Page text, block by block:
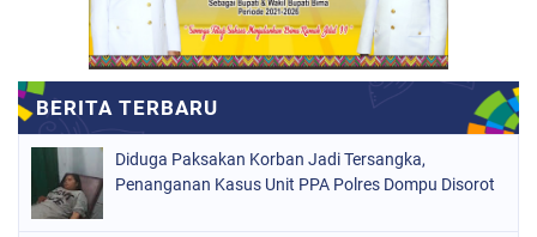
Diduga Paksakan Korban Jadi Tersangka,
Penanganan Kasus Unit PPA Polres Dompu Disorot